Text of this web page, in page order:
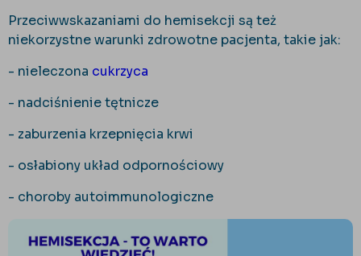
Przeciwwskazaniami do hemisekcji są też
niekorzystne warunki zdrowotne pacjenta, takie jak:
- nieleczona cukrzyca
- nadciśnienie tętnicze
- zaburzenia krzepnięcia krwi
- osłabiony układ odpornościowy
- choroby autoimmunologiczne